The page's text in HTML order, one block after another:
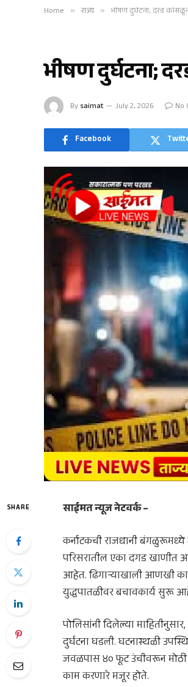
Home » राज्य » भीषण दुर्घटना; दरड
भीषण दुर्घटना;
By saimat July 2, 2026 No
Facebook
SHARE
साईमत न्यूज नेटवर्क –
कर्नाटकची राजधानी
परिसरातील एका दगड
आहेत. ढिगाऱ्याखाली आणखी
युद्धपातळीवर बचावकार्य सुरू
पोलिसांनी दिलेल्या
दुर्घटना घडली. घटनास्थळी
जवळपास ४० फूट उंचीवरून मोठी
काम करणारे मजूर होते.